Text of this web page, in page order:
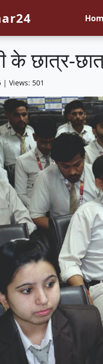
के छात्र-
Views: 501